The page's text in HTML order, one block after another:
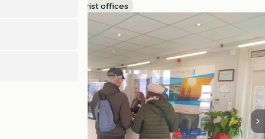
Tourist offices